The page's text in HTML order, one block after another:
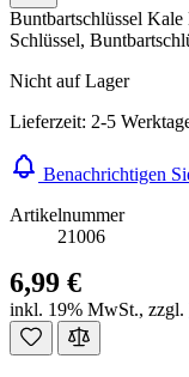
Buntbartschlüssel Kale
Schlüssel,
Nicht auf Lager
Lieferzeit: 2-5
Benachrichtigen
Artikelnummer
21006
6,99 €
inkl. 19% MwSt., zzgl.